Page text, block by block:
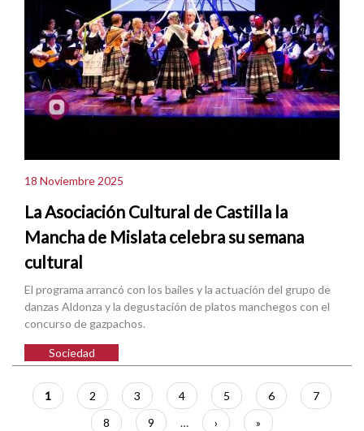
18 Noviembre 2025
La Asociación Cultural de Castilla la
Mancha de Mislata celebra su semana
cultural
El programa arrancó con los bailes y la actuación del grupo de
danzas Aldonza y la degustación de platos manchegos con el
concurso de gazpachos.
Sociedad
Paginación
Página
actual
1 Página
2 Página
3 Página
4 Página
5 Página
6 Página
7
Página
8 Página
9 …
Siguiente
›
Última
»